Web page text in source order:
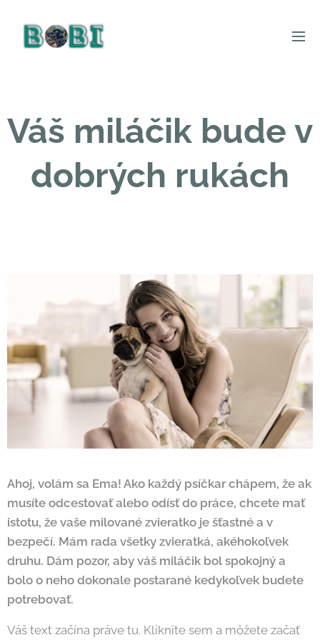
Váš miláčik bude v
dobrých rukách
Ahoj, volám sa Ema! Ako každý psíčkar chápem, že ak
musíte odcestovať alebo odísť do práce, chcete mať
istotu, že vaše milované zvieratko je šťastné a v
bezpečí. Mám rada všetky zvieratká, akéhokoľvek
druhu. Dám pozor, aby váš miláčik bol spokojný a
bolo o neho dokonale postarané kedykoľvek budete
potrebovať.
Váš text začína práve tu. Kliknite sem a môžete začať